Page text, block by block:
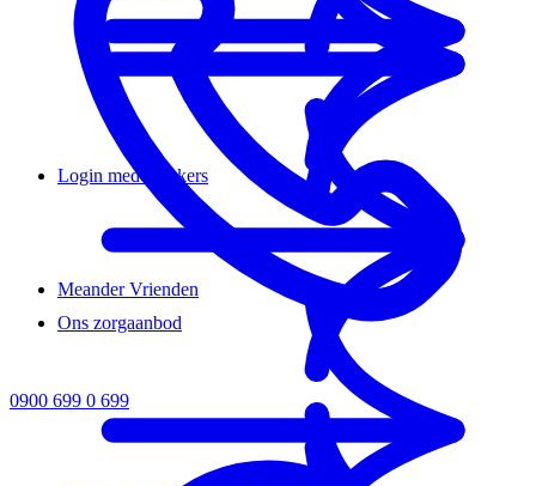
Ons zorgaanbod
Login medewerkers
Meander Vrienden
0900 699 0 699